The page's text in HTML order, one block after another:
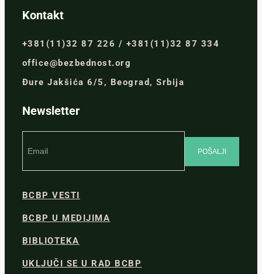
Kontakt
+381(11)32 87 226 / +381(11)32 87 334
office@bezbednost.org
Đure Jakšića 6/5, Beograd, Srbija
Newsletter
BCBP VESTI
BCBP U MEDIJIMA
BIBLIOTEKA
UKLJUČI SE U RAD BCBP